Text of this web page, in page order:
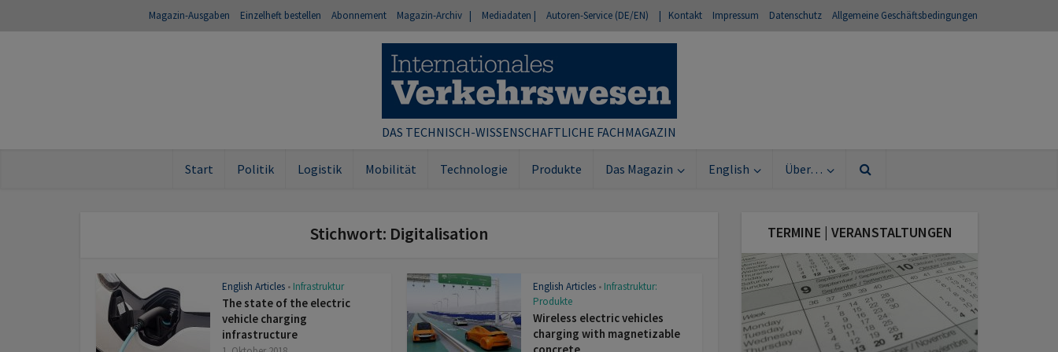
Magazin-Ausgaben Einzelheft bestellen Abonnement Magazin-Archiv | Mediadaten | Autoren-Service (DE/EN) | Kontakt Impressum Datenschutz Allgemeine Geschäftsbedingungen
DAS TECHNISCH-WISSENSCHAFTLICHE FACHMAGAZIN
Start Politik Logistik Mobilität Technologie Produkte Das Magazin English Über…
Stichwort: Digitalisation
English Articles • Infrastruktur
The state of the electric
vehicle charging
infrastructure
English Articles • Infrastruktur:
Produkte
Wireless electric vehicles
charging with magnetizable
TERMINE | VERANSTALTUNGEN